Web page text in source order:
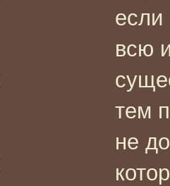
если
всю
тем
не